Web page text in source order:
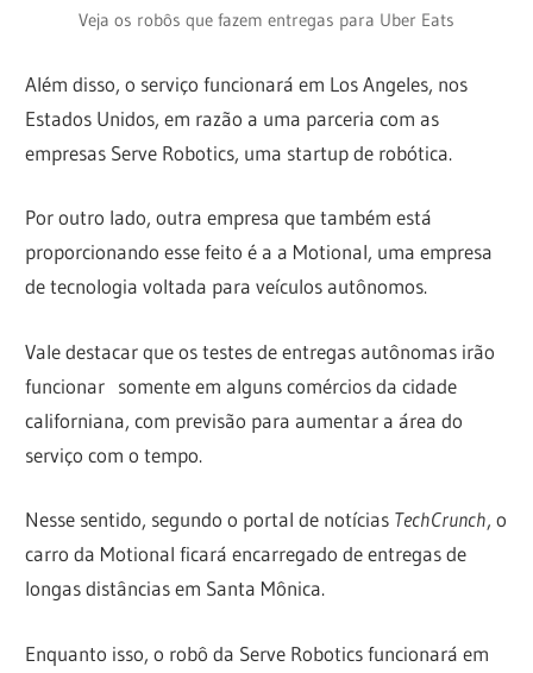
Veja os robôs que fazem entregas para Uber Eats
Além disso, o serviço funcionará em Los Angeles, nos
Estados Unidos, em razão a uma parceria com as
empresas Serve Robotics, uma startup de robótica.
Por outro lado, outra empresa que também está
proporcionando esse feito é a a Motional, uma empresa
de tecnologia voltada para veículos autônomos.
Vale destacar que os testes de entregas autônomas irão
funcionar somente em alguns comércios da cidade
californiana, com previsão para aumentar a área do
serviço com o tempo.
Nesse sentido, segundo o portal de notícias TechCrunch, o
carro da Motional ficará encarregado de entregas de
longas distâncias em Santa Mônica.
Enquanto isso, o robô da Serve Robotics funcionará em